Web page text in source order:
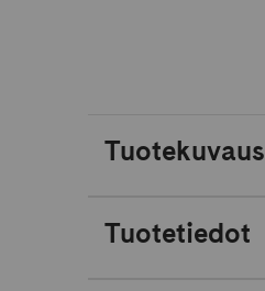
Tuotekuvaus
Tuotetiedot